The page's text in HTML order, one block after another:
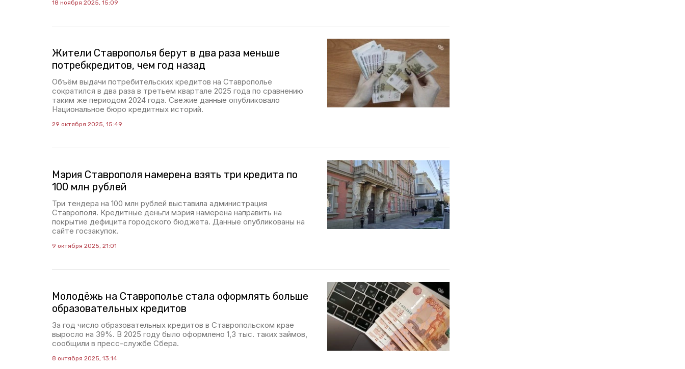
18 ноября 2025, 15:09
Жители Ставрополья берут в два раза меньше
потребкредитов, чем год назад
Объём выдачи потребительских кредитов на Ставрополье
сократился в два раза в третьем квартале 2025 года по сравнению
таким же периодом 2024 года. Свежие данные опубликовало
Национальное бюро кредитных историй.
29 октября 2025, 15:49
Мэрия Ставрополя намерена взять три кредита по
100 млн рублей
Три тендера на 100 млн рублей выставила администрация
Ставрополя. Кредитные деньги мэрия намерена направить на
покрытие дефицита городского бюджета. Данные опубликованы на
сайте госзакупок.
9 октября 2025, 21:01
Молодёжь на Ставрополье стала оформлять больше
образовательных кредитов
За год число образовательных кредитов в Ставропольском крае
выросло на 39%. В 2025 году было оформлено 1,3 тыс. таких займов,
сообщили в пресс-службе Сбера.
8 октября 2025, 13:14